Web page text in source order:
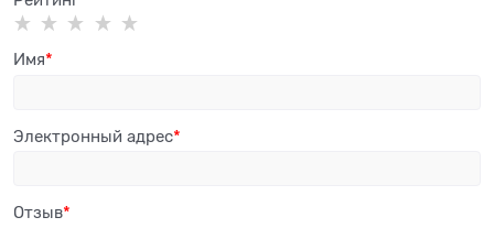
Имя
Электронный адрес
Отзыв